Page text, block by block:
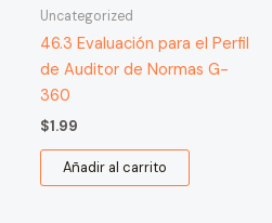
Uncategorized
46.3 Evaluación para el Perfil
de Auditor de Normas G-
360
$1.99
Añadir al carrito